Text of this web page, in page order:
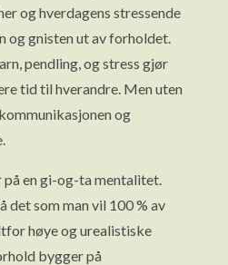
og hverdagens stressende
og gnisten ut av forholdet.
pendling, og stress gjør
tid til hverandre. Men uten
og
en gi-og-ta mentalitet.
det som man vil 100 % av
høye og urealistiske
bygger på